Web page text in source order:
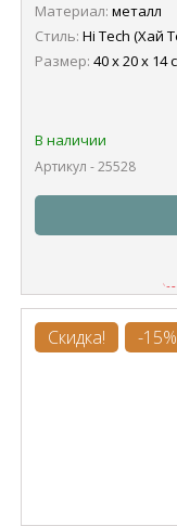
Материал: металл
Стиль: Hi Tech (Хай
Размер: 40 х 20 х 14
В наличии
Артикул - 25528
Скидка! -15%